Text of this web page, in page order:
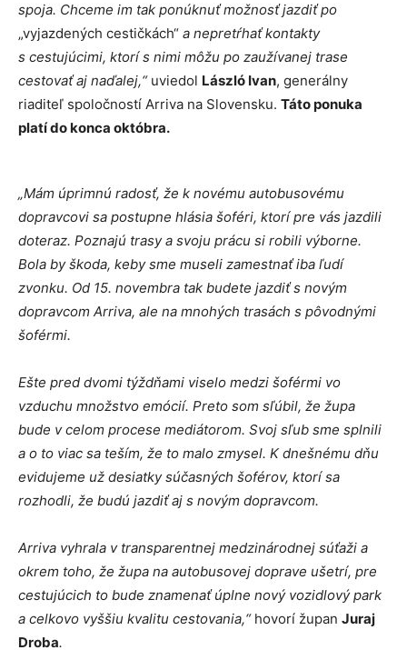
spoja. Chceme im tak ponúknuť možnosť jazdiť po
„vyjazdených cestičkách“ a nepretŕhať kontakty
s cestujúcimi, ktorí s nimi môžu po zaužívanej trase
cestovať aj naďalej,“uviedol László Ivan, generálny
riaditeľ spoločností Arriva na Slovensku. Táto ponuka
platí do konca októbra.
„Mám úprimnú radosť, že k novému autobusovému
dopravcovi sa postupne hlásia šoféri, ktorí pre vás jazdili
doteraz. Poznajú trasy a svoju prácu si robili výborne.
Bola by škoda, keby sme museli zamestnať iba ľudí
zvonku. Od 15. novembra tak budete jazdiť s novým
dopravcom Arriva, ale na mnohých trasách s pôvodnými
šoférmi.
Ešte pred dvomi týždňami viselo medzi šoférmi vo
vzduchu množstvo emócií. Preto som sľúbil, že župa
bude v celom procese mediátorom. Svoj sľub sme splnili
a o to viac sa teším, že to malo zmysel. K dnešnému dňu
evidujeme už desiatky súčasných šoférov, ktorí sa
rozhodli, že budú jazdiť aj s novým dopravcom.
Arriva vyhrala v transparentnej medzinárodnej súťaži a
okrem toho, že župa na autobusovej doprave ušetrí, pre
cestujúcich to bude znamenať úplne nový vozidlový park
a celkovo vyššiu kvalitu cestovania,“ hovorí župan Juraj
Droba.